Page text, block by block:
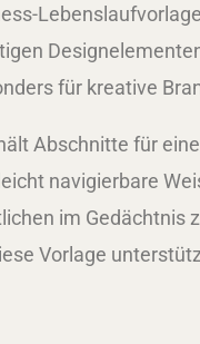
für kreative
Abschnitte für
navigierbare
im Gedächtnis
Vorlage